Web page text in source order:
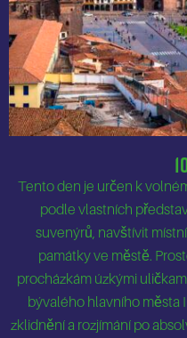
Tento den je určen k
podle vlastních
suvenýrů, navštívit
památky ve městě.
procházkám úzkými
bývalého hlavního města
zklidnění a rozjímání po